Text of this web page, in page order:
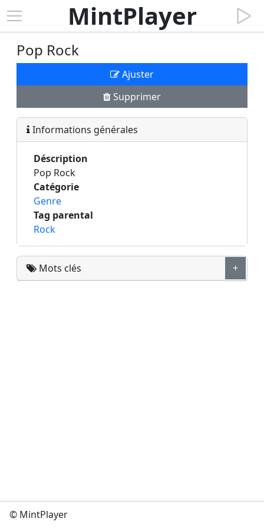
MintPlayer
Pop Rock
Ajuster
Supprimer
Informations générales
Déscription
Pop Rock
Catégorie
Genre
Tag parental
Rock
Mots clés +
© MintPlayer